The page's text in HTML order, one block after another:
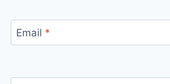
Email *